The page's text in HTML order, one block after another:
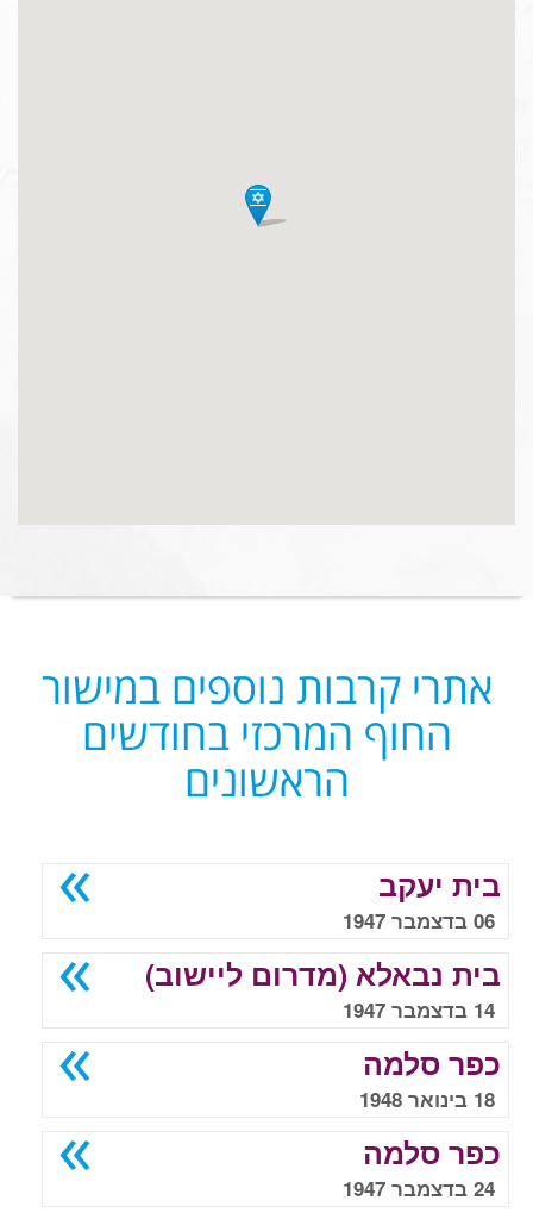
אתרי קרבות נוספים במישור
החוף המרכזי בחודשים
הראשונים
בית יעקב
06 בדצמבר 1947
בית נבאלא (מדרום ליישוב)
14 בדצמבר 1947
כפר סלמה
18 בינואר 1948
כפר סלמה
24 בדצמבר 1947